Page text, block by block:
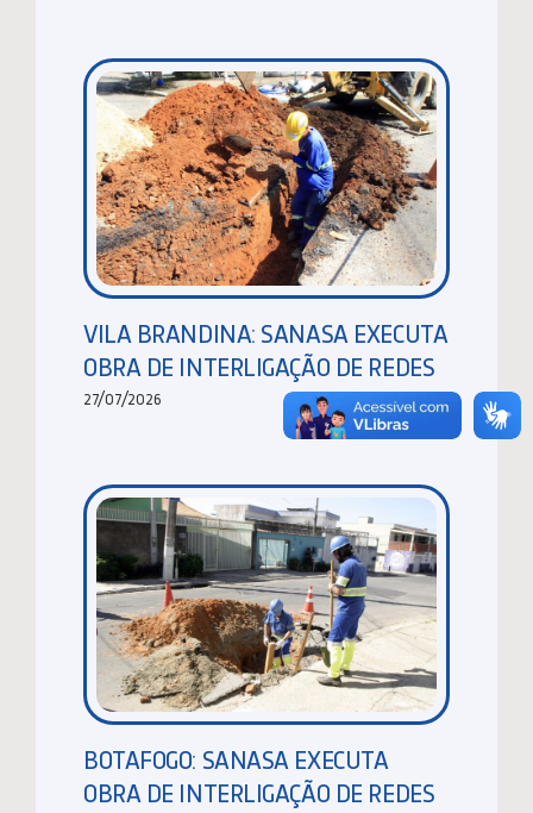
VILA BRANDINA: SANASA EXECUTA
OBRA DE INTERLIGAÇÃO DE REDES
27/07/2026
BOTAFOGO: SANASA EXECUTA
OBRA DE INTERLIGAÇÃO DE REDES